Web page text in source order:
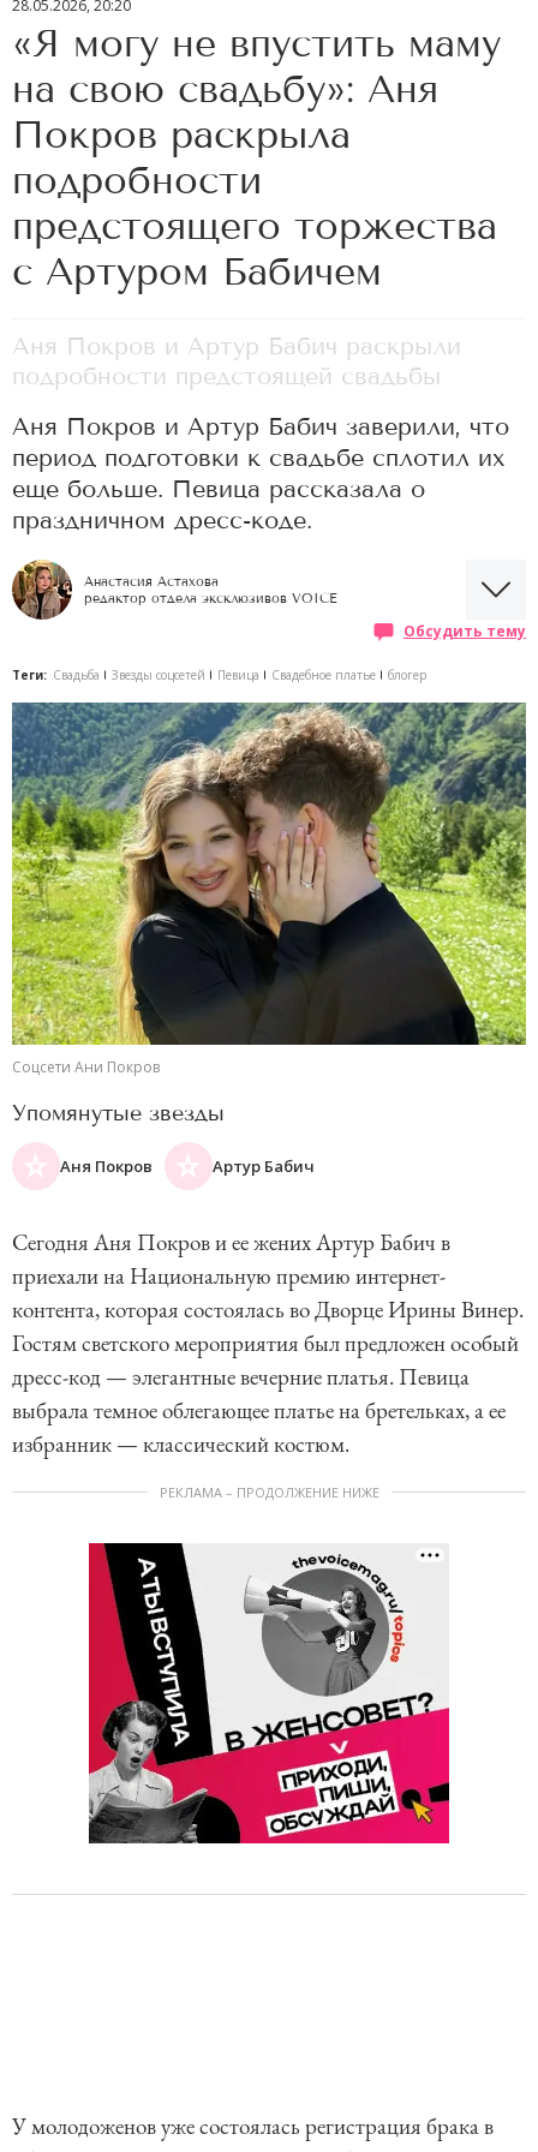
28.05.2026, 20:20
«Я могу не впустить маму
на свою свадьбу»: Аня
Покров раскрыла
подробности
предстоящего торжества
с Артуром Бабичем
Аня Покров и Артур Бабич раскрыли
подробности предстоящей свадьбы
Аня Покров и Артур Бабич заверили, что
период подготовки к свадьбе сплотил их
еще больше. Певица рассказала о
праздничном дресс-коде.
Анастасия Астахова
редактор отдела эксклюзивов VOICE
Обсудить тему
Теги: Свадьба Звезды соцсетей Певица Свадебное платье блогер
Соцсети Ани Покров
Упомянутые звезды
Аня Покров Артур Бабич
Сегодня Аня Покров и ее жених Артур Бабич в
приехали на Национальную премию интернет-
контента, которая состоялась во Дворце Ирины Винер.
Гостям светского мероприятия был предложен особый
дресс-код — элегантные вечерние платья. Певица
выбрала темное облегающее платье на бретельках, а ее
избранник — классический костюм.
РЕКЛАМА – ПРОДОЛЖЕНИЕ НИЖЕ
У молодоженов уже состоялась регистрация брака в